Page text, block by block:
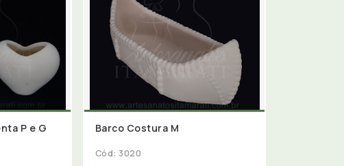
P e G Barco Costura M
Cód: 3020